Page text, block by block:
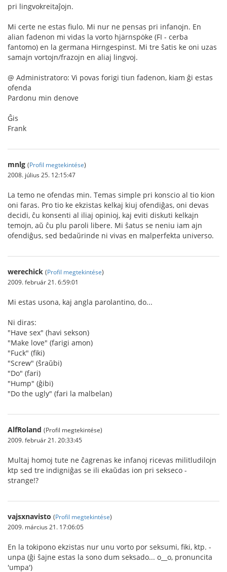
pri lingvokreitaĵojn.
Mi certe ne estas fiulo. Mi nur ne pensas pri infanojn. En
alian fadenon mi vidas la vorto hjärnspöke (FI - cerba
fantomo) en la germana Hirngespinst. Mi tre ŝatis ke oni uzas
samajn vortojn/frazojn en aliaj lingvoj.
@ Administratoro: Vi povas forigi tiun fadenon, kiam ĝi estas
ofenda
Pardonu min denove
Ĝis
Frank
mnlg (Profil megtekintése)
2008. július 25. 12:15:47
La temo ne ofendas min. Temas simple pri konscio al tio kion
oni faras. Pro tio ke ekzistas kelkaj kiuj ofendiĝas, oni devas
decidi, ĉu konsenti al iliaj opinioj, kaj eviti diskuti kelkajn
temojn, aŭ ĉu plu paroli libere. Mi ŝatus se neniu iam ajn
ofendiĝus, sed bedaŭrinde ni vivas en malperfekta universo.
werechick (Profil megtekintése)
2009. február 21. 6:59:01
Mi estas usona, kaj angla parolantino, do...
Ni diras:
"Have sex" (havi sekson)
"Make love" (farigi amon)
"Fuck" (fiki)
"Screw" (ŝraŭbi)
"Do" (fari)
"Hump" (ĝibi)
"Do the ugly" (fari la malbelan)
AlfRoland (Profil megtekintése)
2009. február 21. 20:33:45
Multaj homoj tute ne ĉagrenas ke infanoj ricevas militludilojn
ktp sed tre indigniĝas se ili ekaŭdas ion pri sekseco -
strange!?
vajsxnavisto (Profil megtekintése)
2009. március 21. 17:06:05
En la tokipono ekzistas nur unu vorto por seksumi, fiki, ktp. -
unpa (ĝi ŝajne estas la sono dum seksado... o__o, pronuncita
'umpa')